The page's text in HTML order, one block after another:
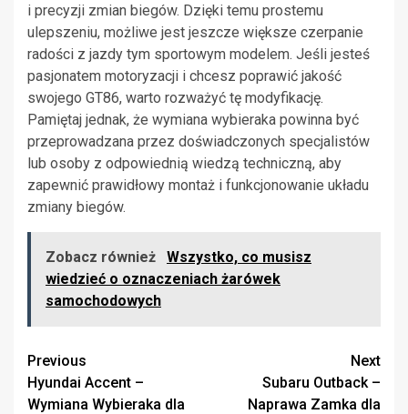
i precyzji zmian biegów. Dzięki temu prostemu
ulepszeniu, możliwe jest jeszcze większe czerpanie
radości z jazdy tym sportowym modelem. Jeśli jesteś
pasjonatem motoryzacji i chcesz poprawić jakość
swojego GT86, warto rozważyć tę modyfikację.
Pamiętaj jednak, że wymiana wybieraka powinna być
przeprowadzana przez doświadczonych specjalistów
lub osoby z odpowiednią wiedzą techniczną, aby
zapewnić prawidłowy montaż i funkcjonowanie układu
zmiany biegów.
Zobacz również
Wszystko, co musisz
wiedzieć o oznaczeniach żarówek
samochodowych
Continue
Reading
Previous
Hyundai Accent –
Wymiana Wybieraka dla
Next
Subaru Outback –
Naprawa Zamka dla